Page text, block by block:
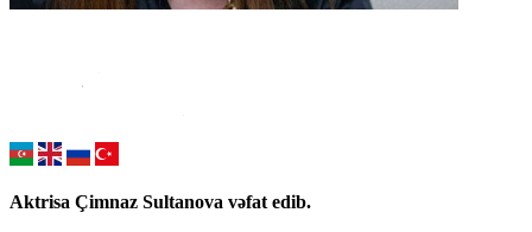
Aktrisa Çimnaz Sultanova vəfat edib.